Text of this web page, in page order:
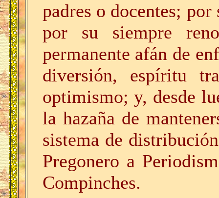
padres o docentes;
por su siempre
permanente afán de
diversión, espíritu
optimismo; y, desde
la hazaña de
sistema de
Pregonero a
Compinches.